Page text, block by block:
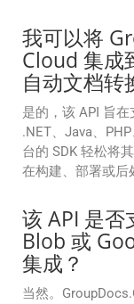
我可以将
Cloud 集成
自动文档转
是的，该 API 旨
.NET、Java、
台的 SDK 轻松将
在构建、部署或后
该 API 是否
Blob 或
集成？
当然。